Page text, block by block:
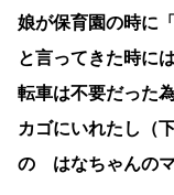
娘が保育園の時に
と言ってきた時に
転車は不要だった
カゴにいれたし（
の はなちゃんのマ